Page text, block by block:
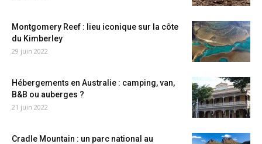
Montgomery Reef : lieu iconique sur la côte
du Kimberley
29 juin 2022
Hébergements en Australie : camping, van,
B&B ou auberges ?
21 juin 2022
Cradle Mountain : un parc national au